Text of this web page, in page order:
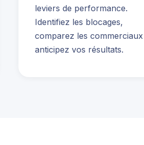
leviers de performance.
Identifiez les blocages,
comparez les
anticipez vos résultats.